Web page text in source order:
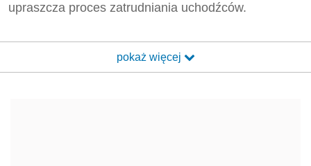
upraszcza proces zatrudniania uchodźców.
pokaż więcej